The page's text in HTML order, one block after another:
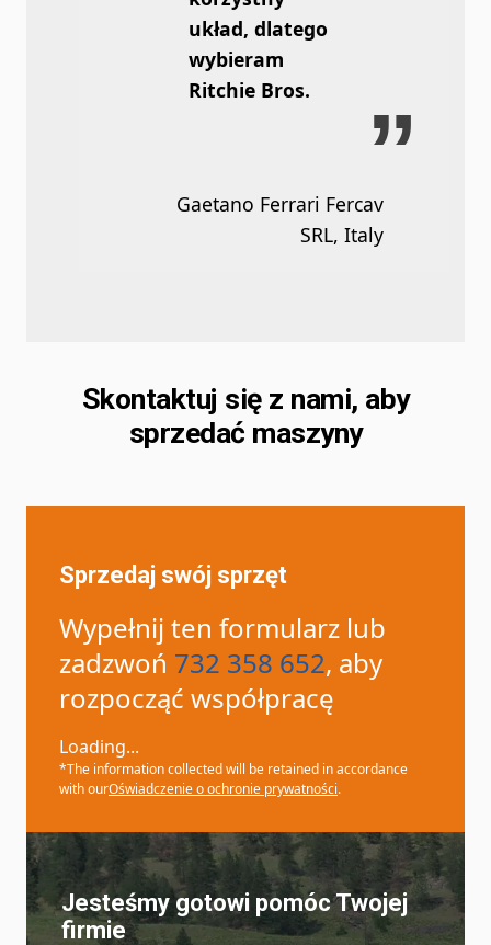
układ, dlatego
wybieram
Ritchie Bros.
Gaetano Ferrari Fercav
SRL, Italy
Skontaktuj się z nami, aby
sprzedać maszyny
Jesteśmy gotowi pomóc Twojej
firmie
Sprzedaj swój sprzęt
Wypełnij ten formularz lub
zadzwoń 732 358 652, aby
rozpocząć współpracę
Loading...
*The information collected will be retained in accordance
with ourOświadczenie o ochronie prywatności.